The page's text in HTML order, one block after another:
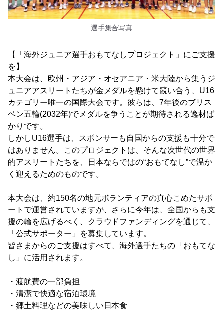
選手集合写真
【「海外ジュニア選手おもてなしプロジェクト」にご支援
を】
本大会は、欧州・アジア・オセアニア・米大陸から集うジ
ュニアアスリートたちが金メダルを懸けて競い合う、U16
カテゴリー唯一の国際大会です。彼らは、7年後のブリス
ベン五輪(2032年)でメダルを争うことが期待される逸材ば
かりです。
しかしU16選手は、スポンサーも自国からの支援も十分で
はありません。このプロジェクトは、そんな次世代の世界
的アスリートたちを、日本ならではの“おもてなし”で温か
く迎えるためのものです。
本大会は、約150名の地元ボランティアの真心こめたサポ
ートで運営されていますが、さらに今年は、全国からも支
援の輪を広げるべく、クラウドファンディングを通じて、
「公式サポーター」を募集しています。
皆さまからのご支援はすべて、海外選手たちの「おもてな
し」に活用されます。
・渡航費の一部負担
・清潔で快適な宿泊環境
・郷土料理などの美味しい日本食